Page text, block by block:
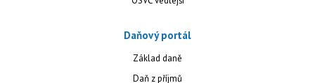
Daňový portál
Základ daně
Daň z příjmů